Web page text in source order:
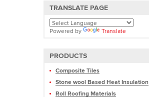
TRANSLATE PAGE
Powered by Translate
PRODUCTS
Composite Tiles
Stone wool Based Heat Insulation
Roll Roofing Materials